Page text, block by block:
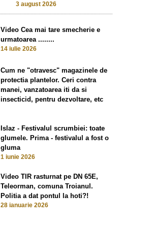
3 august 2026
Video Cea mai tare smecherie e
urmatoarea ........
14 iulie 2026
Cum ne "otravesc" magazinele de
protectia plantelor. Ceri contra
manei, vanzatoarea iti da si
insecticid, pentru dezvoltare, etc
Islaz - Festivalul scrumbiei: toate
glumele. Prima - festivalul a fost o
gluma
1 iunie 2026
Video TIR rasturnat pe DN 65E,
Teleorman, comuna Troianul.
Politia a dat pontul la hoti?!
28 ianuarie 2026